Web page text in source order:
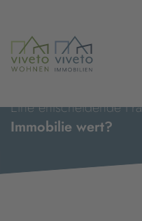
Eine entscheidende
Immobilie wert?